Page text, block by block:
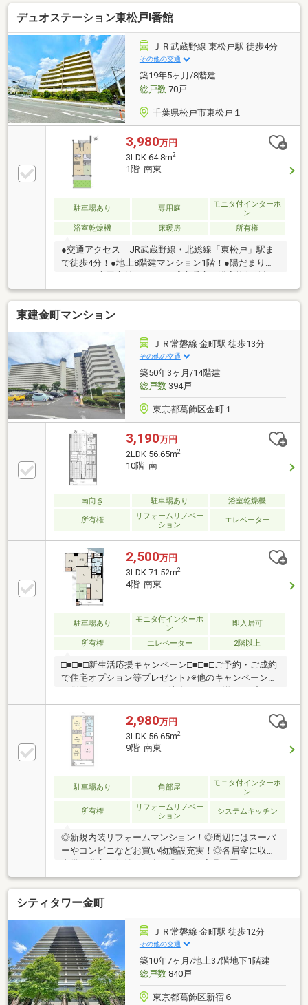
デュオステーション東松戸Ⅰ番館
ＪＲ武蔵野線 東松戸駅 徒歩4分
その他の交通
築19年5ヶ月/8階建
総戸数70戸
千葉県松戸市東松戸１
3,980万円
3LDK 64.8m2
1階 南東
駐車場あり 専用庭
モニタ付インターホ
ン
浴室乾燥機
床暖房 所有権
●交通アクセス JR武蔵野線・北総線「東松戸」駅ま
で徒歩4分！●地上8階建マンション1階！●陽だまりの
テラス・専用庭付き！●TES式床暖房、浴室換気乾燥
暖房機付き！●天井高2.5ｍ確保！大型WIC付き！●ペッ
ト飼育可（規約有）○ベルクス（スーパー） 徒歩5
分、 東松戸小学校 徒歩17分、河原塚中学校 徒歩13
分、 音のゆりかご保育園 徒歩2分！○当社提携メガバ
ンク担当者による住宅ローン相談会 諸費用のお見積
り・アフターサービスのご説明させていただきます資
料請求・現地ご見学はお気軽にホームトレードセンタ
ー(株)柏店 フリーダイヤル：0120-875-988
東建金町マンション
ＪＲ常磐線 金町駅 徒歩13分
その他の交通
築50年3ヶ月/14階建
総戸数394戸
東京都葛飾区金町１
3,190万円
2LDK 56.65m2
10階 南
南向き 駐車場あり 浴室乾燥機
所有権
リフォームリノベー
ション
エレベーター
2,500万円
3LDK 71.52m2
4階 南東
駐車場あり
モニタ付インターホ
ン
即入居可
所有権 エレベーター 2階以上
□■□■□新生活応援キャンペーン□■□■□ご予約・ご成約
で住宅オプション等プレゼント♪※他のキャンペーンと
の併用はできませんのでご注意下さい。詳細はプレゼ
ント情報をご確認ください♪◇◆◇住宅ローン相談会
実施中◇◆◇随時住宅ローン相談会を開催しておりま
す♪都市銀行（三菱UFJ銀行/三井住友銀行/りそな銀
行）ネット銀行（auじぶん銀行/SBIネット銀行/イオン
銀行/楽天銀行）その他、地方銀行・信用金庫etc...
15社以上の金融機関からお客様に最適な金融機関とプ
ランをご提案させていただきます。スタッフ一同、素
敵なお住まいをご提案出来ますよう誠心誠意お手伝い
致します♪
2,980万円
3LDK 56.65m2
9階 南東
駐車場あり 角部屋
モニタ付インターホ
ン
所有権
リフォームリノベー
ション
システムキッチン
◎新規内装リフォームマンション！◎周辺にはスーパ
ーやコンビニなどお買い物施設充実！◎各居室に収納
完備！豊富な収納が魅力！◎LDKは家具を置いてもゆ
とりある広さ！家族団らんの時間をゆったり過ごすこ
とができますね！◎対面キッチンからはリビング・ダ
イニングが見渡せるのでお子様の様子を見守りながら
料理ができます。【リフォーム内容】・システムキッ
チン交換・ユニットバス交換・洗面化粧台交換・トイ
レ交換・フローリング、クロス、建具交換・ダウンラ
イト、照明器具設置・ハウスクリーニングなど
シティタワー金町
ＪＲ常磐線 金町駅 徒歩12分
その他の交通
築10年7ヶ月/地上37階地下1階建
総戸数840戸
東京都葛飾区新宿６